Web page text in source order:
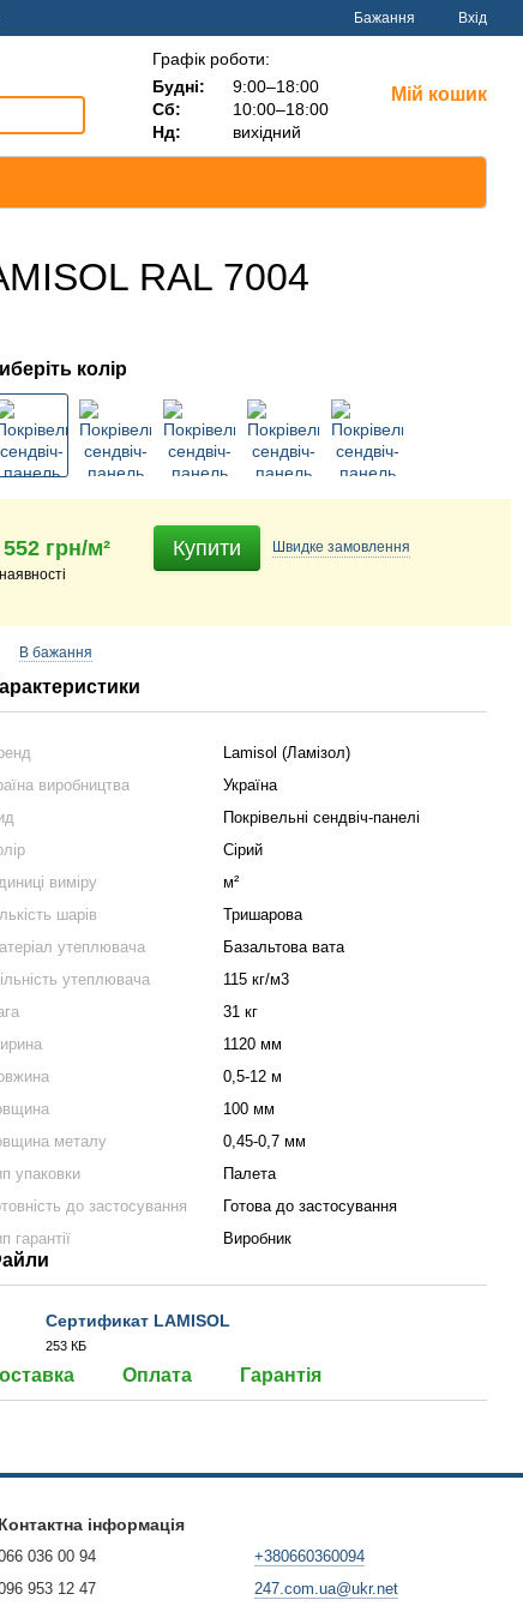
Бажання Вхід
Графік роботи:
Будні:
9:00–18:00
Сб:
10:00–18:00
Нд:
вихідний
Мій кошик
RAL 7004
колір
552 грн/м² Купити Швидке замовлення
В бажання
Lamisol (Ламізол)
виробництва
Україна
Покрівельні сендвіч-панелі
Сірий
виміру
м²
шарів
Тришарова
утеплювача
Базальтова вата
утеплювача
115 кг/м3
31 кг
1120 мм
0,5-12 м
100 мм
металу
0,45-0,7 мм
упаковки
Палета
до застосування
Готова до застосування
гарантії
Виробник
Сертификат LAMISOL
253 КБ
Оплата Гарантія
Контактна інформація
036 00 94
953 12 47
+380660360094
247.com.ua@ukr.net